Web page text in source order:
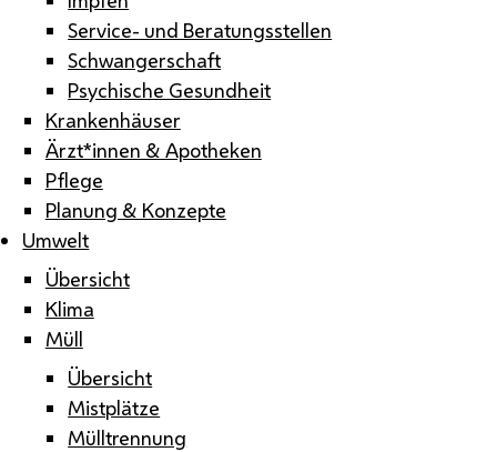
Service- und Beratungsstellen
Schwangerschaft
Psychische Gesundheit
Krankenhäuser
Ärzt*innen & Apotheken
Pflege
Planung & Konzepte
Umwelt
Übersicht
Klima
Müll
Übersicht
Mistplätze
Mülltrennung